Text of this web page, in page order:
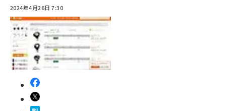
2024年4月26日 7:30